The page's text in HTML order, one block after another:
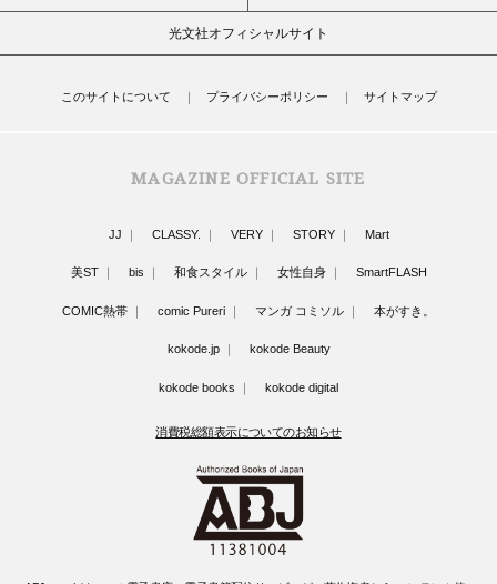
光文社オフィシャルサイト
このサイトについて プライバシーポリシー サイトマップ
MAGAZINE OFFICIAL SITE
JJ CLASSY. VERY STORY Mart
美ST bis 和食スタイル 女性自身 SmartFLASH
COMIC熱帯 comic Pureri マンガ コミソル 本がすき。
kokode.jp kokode Beauty
kokode books kokode digital
消費税総額表示についてのお知らせ